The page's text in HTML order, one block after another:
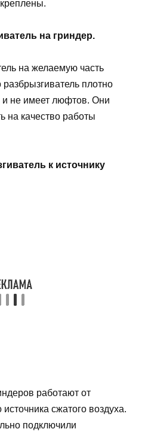
на гриндер.
на желаемую часть
плотно
и не имеет люфтов. Они
на качество работы
к источнику
работают от
сжатого воздуха.
подключили